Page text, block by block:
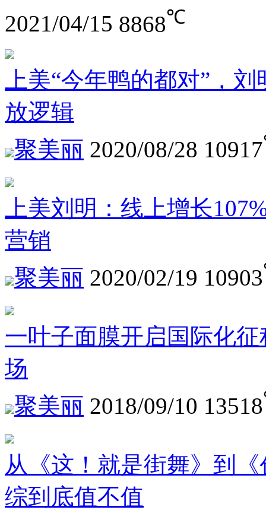
2021/04/15 8868℃
上美“今年鸭的都对”，
放逻辑
聚美丽 2020/08/28 10917
上美刘明：线上增长
营销
聚美丽 2020/02/19 10903
一叶子面膜开启国际化征
场
聚美丽 2018/09/10 13518
从《这！就是街舞》到
综到底值不值